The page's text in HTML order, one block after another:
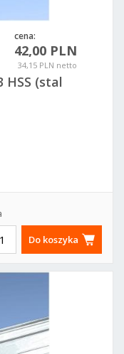
cena:
42,00 PLN
34,15 PLN netto
HSS (stal
Do koszyka